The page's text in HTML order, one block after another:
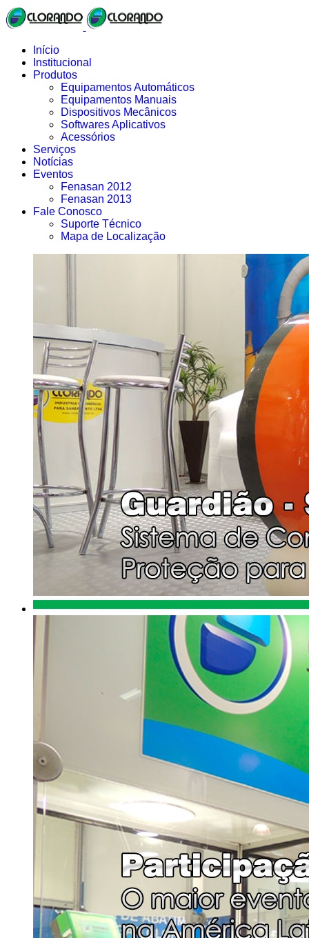
Início
Institucional
Produtos
Equipamentos Automáticos
Equipamentos Manuais
Dispositivos Mecânicos
Softwares Aplicativos
Acessórios
Serviços
Notícias
Eventos
Fenasan 2012
Fenasan 2013
Fale Conosco
Suporte Técnico
Mapa de Localização